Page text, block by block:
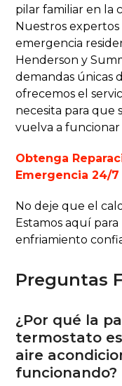
pilar familiar en la
Nuestros
emergencia
Henderson y
demandas únicas
ofrecemos el
necesita para que
vuelva a
Obtenga
Emergencia 24/7
No deje que el
Estamos aquí
enfriamiento
Preguntas
¿Por qué la
termostato
aire
funcionando?